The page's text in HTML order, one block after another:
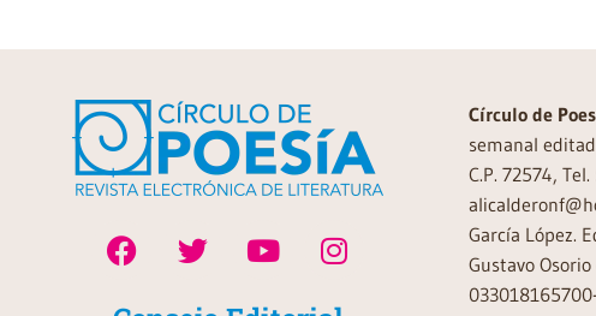
Círculo de
semanal
C.P. 72574,
García López.
Gustavo